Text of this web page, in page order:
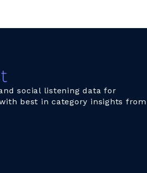
social listening data for
best in category insights from